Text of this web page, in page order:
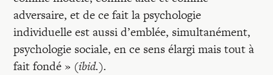
adversaire, et de ce fait la psychologie
individuelle est aussi d’emblée, simultanément,
psychologie sociale, en ce sens élargi mais tout à
fait fondé » (ibid.).